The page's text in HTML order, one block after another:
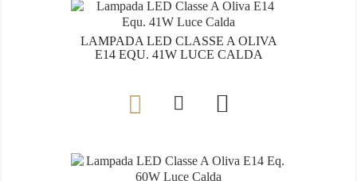
LAMPADA LED CLASSE A OLIVA
E14 EQU. 41W LUCE CALDA
